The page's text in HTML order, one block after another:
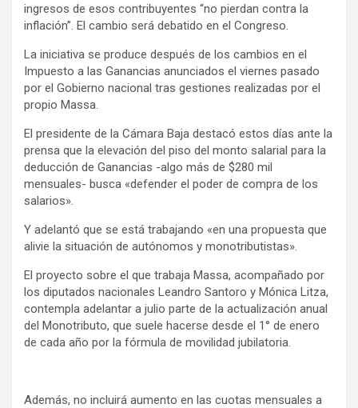
ingresos de esos contribuyentes “no pierdan contra la
inflación”. El cambio será debatido en el Congreso.
La iniciativa se produce después de los cambios en el
Impuesto a las Ganancias anunciados el viernes pasado
por el Gobierno nacional tras gestiones realizadas por el
propio Massa.
El presidente de la Cámara Baja destacó estos días ante la
prensa que la elevación del piso del monto salarial para la
deducción de Ganancias -algo más de $280 mil
mensuales- busca «defender el poder de compra de los
salarios».
Y adelantó que se está trabajando «en una propuesta que
alivie la situación de autónomos y monotributistas».
El proyecto sobre el que trabaja Massa, acompañado por
los diputados nacionales Leandro Santoro y Mónica Litza,
contempla adelantar a julio parte de la actualización anual
del Monotributo, que suele hacerse desde el 1° de enero
de cada año por la fórmula de movilidad jubilatoria.
Además, no incluirá aumento en las cuotas mensuales a